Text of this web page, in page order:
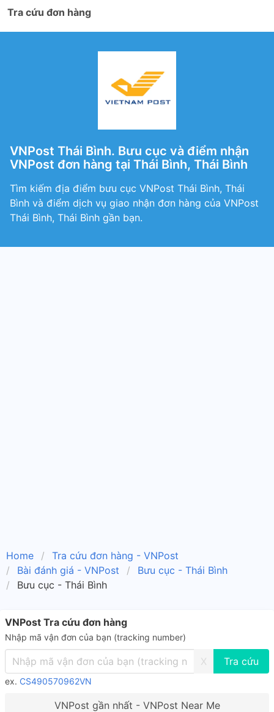
Tra cứu đơn hàng
VNPost Thái Bình. Bưu cục và điểm nhận
VNPost đơn hàng tại Thái Bình, Thái Bình
Tìm kiếm địa điểm bưu cục VNPost Thái Bình, Thái
Bình và điểm dịch vụ giao nhận đơn hàng của VNPost
Thái Bình, Thái Bình gần bạn.
Home
Tra cứu đơn hàng - VNPost
Bài đánh giá - VNPost
Bưu cục - Thái Bình
Bưu cục - Thái Bình
VNPost Tra cứu đơn hàng
Nhập mã vận đơn của bạn (tracking number)
X
ex. CS490570962VN
VNPost gần nhất - VNPost Near Me